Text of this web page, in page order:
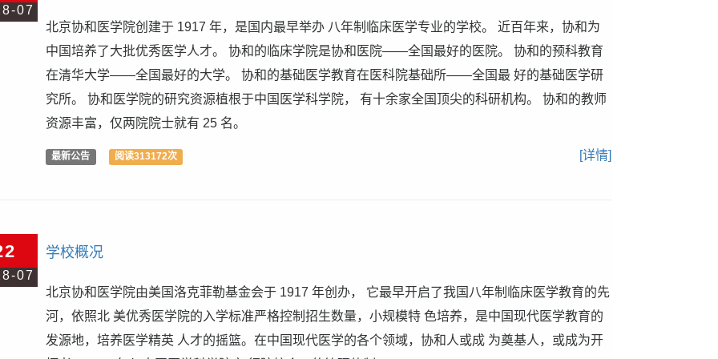
07
北京协和医学院创建于 1917 年，是国内最早举办 八年制临床医学专业的学校。 近百年来，协和为
中国培养了大批优秀医学人才。 协和的临床学院是协和医院——全国最好的医院。 协和的预科教育
在清华大学——全国最好的大学。 协和的基础医学教育在医科院基础所——全国最 好的基础医学研
究所。 协和医学院的研究资源植根于中国医学科学院， 有十余家全国顶尖的科研机构。 协和的教师
资源丰富，仅两院院士就有 25 名。
最新公告 阅读313172次 [详情]
07
学校概况
北京协和医学院由美国洛克菲勒基金会于 1917 年创办， 它最早开启了我国八年制临床医学教育的先
河，依照北 美优秀医学院的入学标准严格控制招生数量，小规模特 色培养，是中国现代医学教育的
发源地，培养医学精英 人才的摇篮。在中国现代医学的各个领域，协和人或成 为奠基人，或成为开